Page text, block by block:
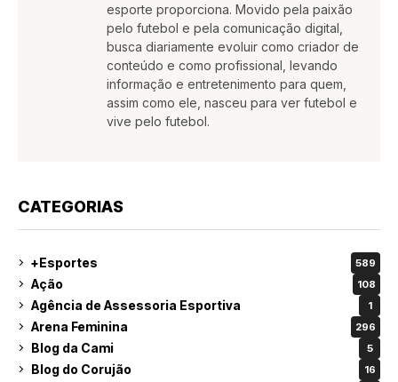
esporte proporciona. Movido pela paixão
pelo futebol e pela comunicação digital,
busca diariamente evoluir como criador de
conteúdo e como profissional, levando
informação e entretenimento para quem,
assim como ele, nasceu para ver futebol e
vive pelo futebol.
CATEGORIAS
+Esportes 589
Ação 108
Agência de Assessoria Esportiva 1
Arena Feminina 296
Blog da Cami 5
Blog do Corujão 16